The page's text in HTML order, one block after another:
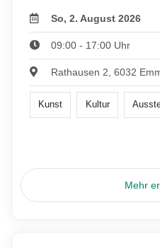
So, 2. August 2026
09:00 - 17:00 Uhr
Rathausen 2, 6032
Kunst Kultur
Mehr